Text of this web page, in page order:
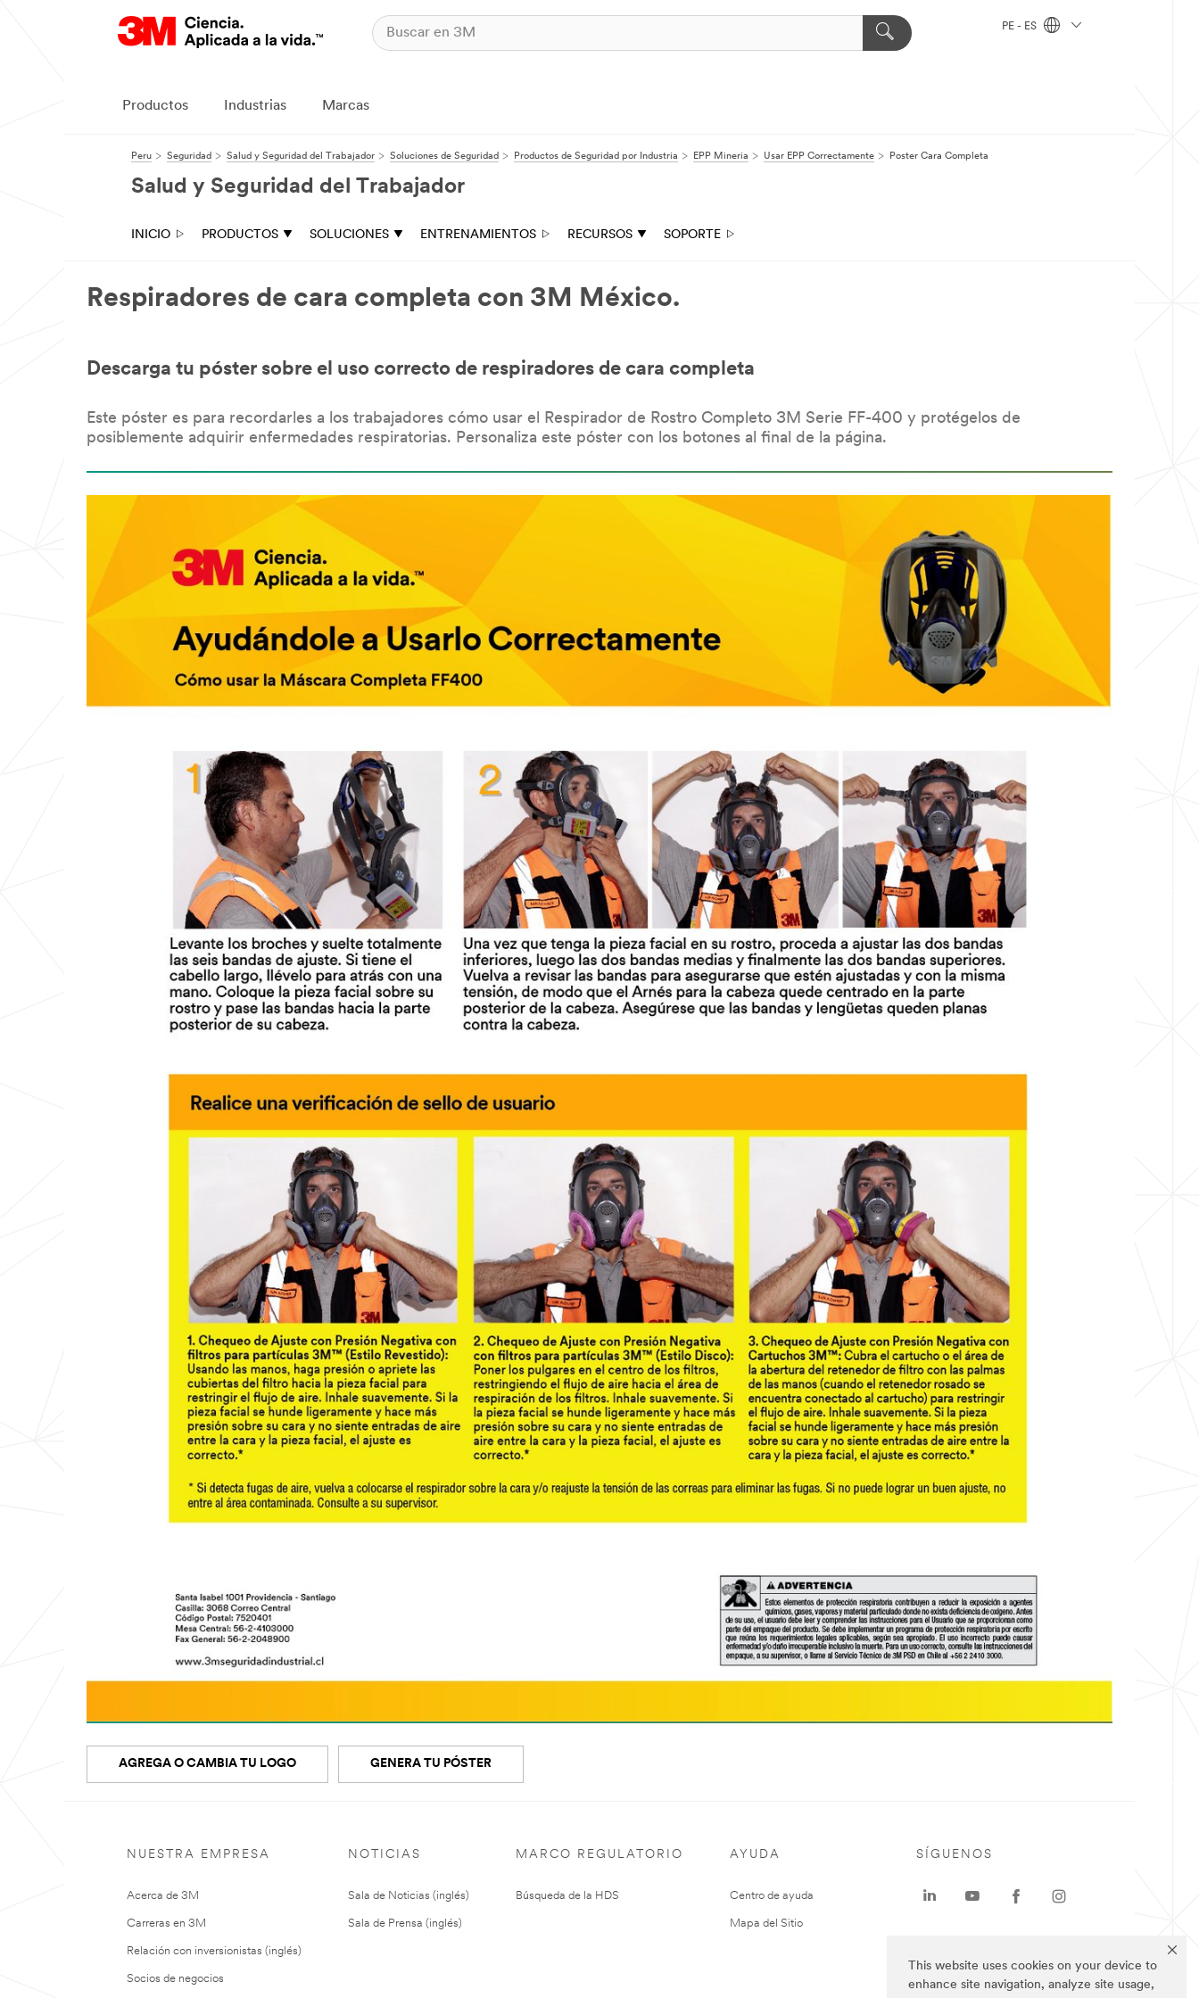
This website uses cookies on your device to
enhance site navigation, analyze site usage,
PE - ES
Productos Industrias Marcas
Peru Seguridad Salud y Seguridad del Trabajador Soluciones de Seguridad Productos de Seguridad por Industria EPP Mineria Usar EPP Correctamente Poster Cara Completa
Salud y Seguridad del Trabajador
INICIO PRODUCTOS SOLUCIONES ENTRENAMIENTOS RECURSOS SOPORTE
Respiradores de cara completa con 3M México.
Descarga tu póster sobre el uso correcto de respiradores de cara completa
Este póster es para recordarles a los trabajadores cómo usar el Respirador de Rostro Completo 3M Serie FF-400 y protégelos de
posiblemente adquirir enfermedades respiratorias. Personaliza este póster con los botones al final de la página.
AGREGA O CAMBIA TU LOGO GENERA TU PÓSTER
NUESTRA EMPRESA
Acerca de 3M
Carreras en 3M
Relación con inversionistas (inglés)
Socios de negocios
NOTICIAS
Sala de Noticias (inglés)
Sala de Prensa (inglés)
MARCO REGULATORIO
Búsqueda de la HDS
AYUDA
Centro de ayuda
Mapa del Sitio
SÍGUENOS